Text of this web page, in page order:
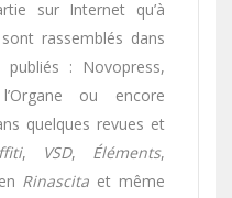
sur Internet qu’à
rassemblés dans
: Novopress,
ou encore
quelques revues et
, VSD, Éléments,
Rinascita et même